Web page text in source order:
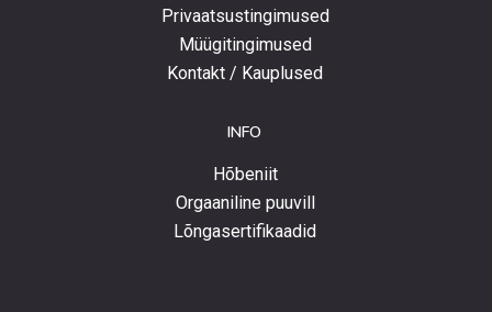
Privaatsustingimused
Müügitingimused
Kontakt / Kauplused
INFO
Hõbeniit
Orgaaniline puuvill
Lõngasertifikaadid